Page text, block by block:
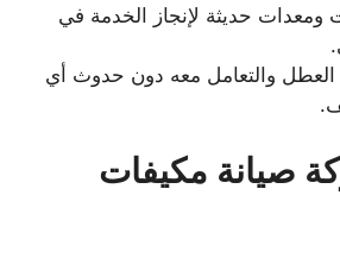
ومعدات حديثة لإنجاز الخدمة في
والتعامل معه دون حدوث أي
صيانة مكيفات